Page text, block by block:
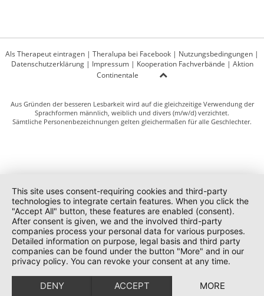
Als Therapeut eintragen | Theralupa bei Facebook | Nutzungsbedingungen |
Datenschutzerklärung| Impressum| Kooperation Fachverbände | Aktion
Continentale
Aus Gründen der besseren Lesbarkeit wird auf die gleichzeitige Verwendung der
Sprachformen männlich, weiblich und divers (m/w/d) verzichtet.
Sämtliche Personenbezeichnungen gelten gleichermaßen für alle Geschlechter.
This site uses consent-requiring cookies and third-party
technologies to integrate certain features. When you click the
"Accept All" button, these features are enabled (consent).
After consent is given, we and the involved third-party
companies process your personal data for various purposes.
Detailed information on purpose, legal basis and third party
companies can be found under the button "More" and in our
privacy policy. You can revoke your consent at any time.
DENY ACCEPT MORE